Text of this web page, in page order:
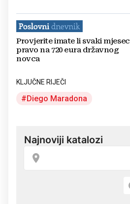
Provjerite imate li svaki mjesec
pravo na 720 eura državnog
novca
KLJUČNE RIJEČI
Diego Maradona